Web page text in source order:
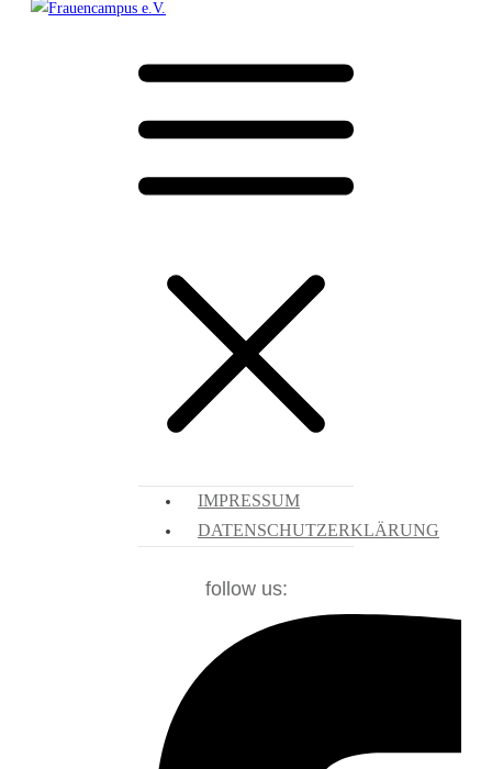
IMPRESSUM
DATENSCHUTZERKLÄRUNG
follow us: